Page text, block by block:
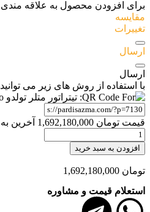
برای افزودن محصول به علاقه مندی
مقایسه
تغییرات
ارسال
ارسال
با استفاده از روش های زیر می
قیمت تومان آخرین
افزودن به سبد خرید
تومان
استعلام قیمت و مشاوره